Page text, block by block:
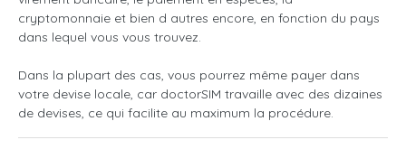
cryptomonnaie et bien d autres encore, en fonction du pays
dans lequel vous vous trouvez.
Dans la plupart des cas, vous pourrez même payer dans
votre devise locale, car doctorSIM travaille avec des dizaines
de devises, ce qui facilite au maximum la procédure.